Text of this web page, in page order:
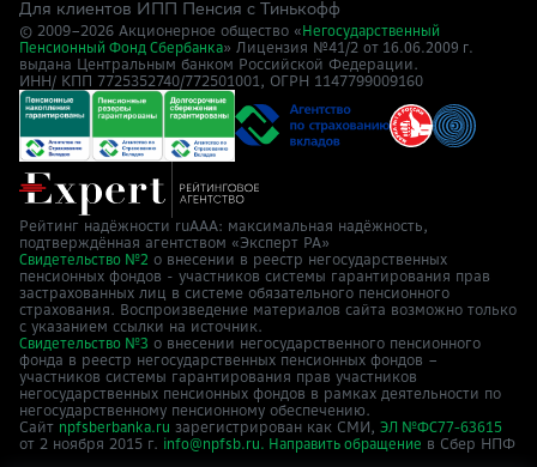
Для клиентов ИПП Пенсия с Тинькофф
© 2009–2026 Акционерное общество « Негосударственный
Пенсионный Фонд Сбербанка» Лицензия №41/2 от 16.06.2009 г.
выдана Центральным банком Российской Федерации.
ИНН/ КПП 7725352740/772501001, ОГРН 1147799009160
Рейтинг надёжности ruAAA: максимальная надёжность,
подтверждённая агентством «Эксперт РА»
Свидетельство №2 о внесении в реестр негосударственных
пенсионных фондов - участников системы гарантирования прав
застрахованных лиц в системе обязательного пенсионного
страхования. Воспроизведение материалов сайта возможно только
с указанием ссылки на источник.
Свидетельство №3 о внесении негосударственного пенсионного
фонда в реестр негосударственных пенсионных фондов –
участников системы гарантирования прав участников
негосударственных пенсионных фондов в рамках деятельности по
негосударственному пенсионному обеспечению.
Сайт npfsberbanka.ru зарегистрирован как СМИ, ЭЛ №ФС77-63615
от 2 ноября 2015 г. info@npfsb.ru. Направить обращение в Cбер НПФ